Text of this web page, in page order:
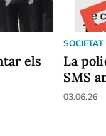
els
SOCIETAT
La
SMS
03.06.26